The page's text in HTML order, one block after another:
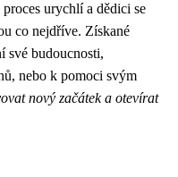
urychlí a dědici se
co nejdříve. Získané
své budoucnosti,
nebo k pomoci svým
nový začátek a otevírat